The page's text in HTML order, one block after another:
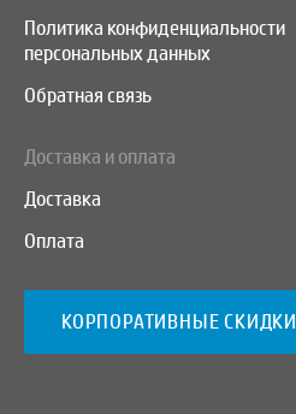
Политика конфиденциальности
персональных данных
Обратная связь
Доставка и оплата
Доставка
Оплата
КОРПОРАТИВНЫЕ СКИДКИ